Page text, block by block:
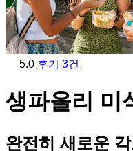
5.0 후기 3건
생파울리 미
완전히 새로운